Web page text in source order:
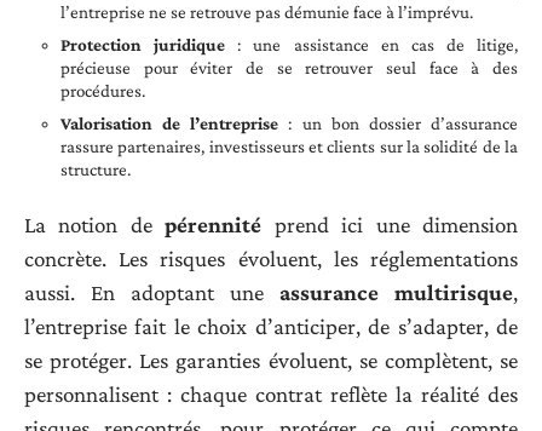
l’entreprise ne se retrouve pas démunie face à l’imprévu.
Protection juridique : une assistance en cas de litige,
précieuse pour éviter de se retrouver seul face à des
procédures.
Valorisation de l’entreprise : un bon dossier d’assurance
rassure partenaires, investisseurs et clients sur la solidité de la
structure.
La notion depérennité prend ici une dimension
concrète. Les risques évoluent, les réglementations
aussi. En adoptant une assurance multirisque,
l’entreprise fait le choix d’anticiper, de s’adapter, de
se protéger. Les garanties évoluent, se complètent, se
personnalisent : chaque contrat reflète la réalité des